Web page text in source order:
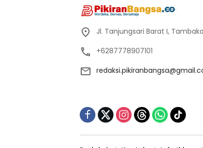
Jl. Tanjungsari Barat I,
+6287778907101